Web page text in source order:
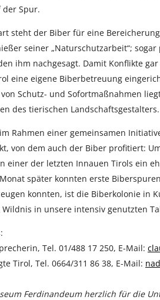
Spur.
steht der Biber für eine
seiner „Naturschutzarbeit“;
ihm nachgesagt. Damit Konflikte
eine eigene Biberbetreuung
Schutz- und Sofortmaßnahmen
des tierischen Landschaftsgestalters.
Rahmen einer gemeinsamen
von dem auch der Biber profitiert:
einer der letzten Innauen Tirols ein
später konnten erste
konnten, ist die Biberkolonie in
in unsere intensiv genutzten
Tel. 01/488 17 250, E-Mail:
Tirol, Tel. 0664/311 86 38, E-Mail:
Ferdinandeum herzlich für die